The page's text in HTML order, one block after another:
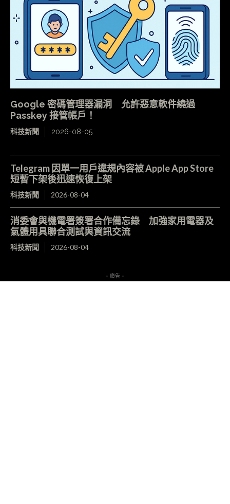
Google 密碼管理器漏洞 允許惡意軟件繞過
Passkey 接管帳戶！
科技新聞 2026-08-05
Telegram 因單一用戶違規內容被 Apple App Store
短暫下架後迅速恢復上架
科技新聞 2026-08-04
消委會與機電署簽署合作備忘錄 加強家用電器及
氣體用具聯合測試與資訊交流
科技新聞 2026-08-04
- 廣告 -